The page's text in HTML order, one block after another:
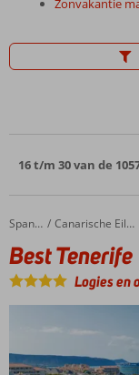
Zonvakantie
16 t/m 30 van de
Home Spanje Canarische Eilanden
Best Tenerife
Best Tenerife
Logies en